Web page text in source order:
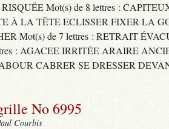
Mot(s) de 8 lettres :
À LA TÊTE ECLISSER FIXER LA
Mot(s) de 7 lettres : RETRAIT
: AGACEE IRRITÉE ARAIRE
CABRER SE DRESSER
No 6995
Courbis